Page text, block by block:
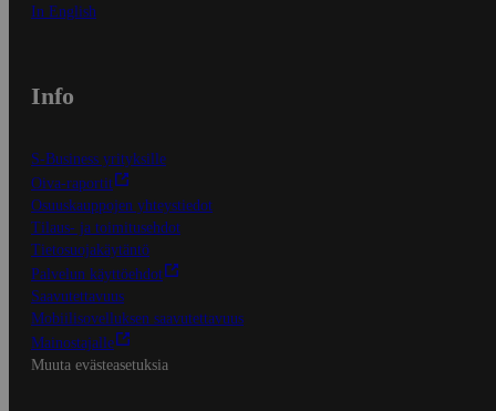
In English
Info
S-Business yrityksille
Oiva-raportit
Osuuskauppojen yhteystiedot
Tilaus- ja toimitusehdot
Tietosuojakäytäntö
Palvelun käyttöehdot
Saavutettavuus
Mobiilisovelluksen saavutettavuus
Mainostajalle
Muuta evästeasetuksia